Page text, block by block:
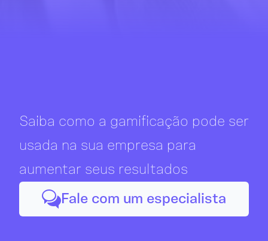
Saiba como a gamificação pode ser
usada na sua empresa para
aumentar seus resultados
Fale com um especialista